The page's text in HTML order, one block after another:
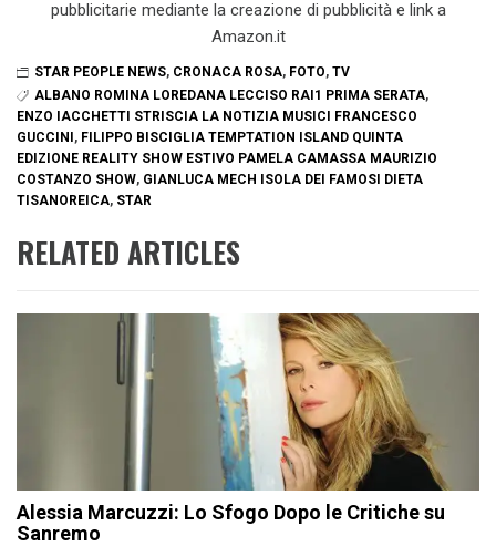
pubblicitarie mediante la creazione di pubblicità e link a
Amazon.it
STAR PEOPLE NEWS, CRONACA ROSA, FOTO, TV
ALBANO ROMINA LOREDANA LECCISO RAI1 PRIMA SERATA,
ENZO IACCHETTI STRISCIA LA NOTIZIA MUSICI FRANCESCO
GUCCINI , FILIPPO BISCIGLIA TEMPTATION ISLAND QUINTA
EDIZIONE REALITY SHOW ESTIVO PAMELA CAMASSA MAURIZIO
COSTANZO SHOW, GIANLUCA MECH ISOLA DEI FAMOSI DIETA
TISANOREICA, STAR
RELATED ARTICLES
Alessia Marcuzzi: Lo Sfogo Dopo le Critiche su
Sanremo